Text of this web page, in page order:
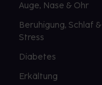
Auge, Nase & Ohr
Beruhigung, Schlaf &
Stress
Diabetes
Erkältung